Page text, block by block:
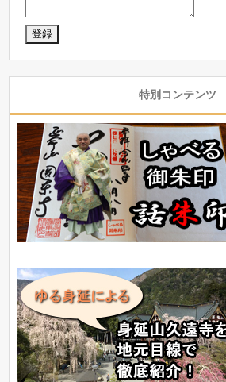
特別コンテンツ